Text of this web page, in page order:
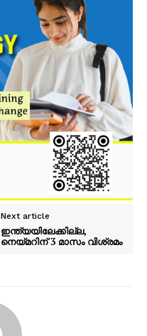
Next article
ഇന്ത്യയിലേക്കില്ല,
നെയ്മറിന് 3 മാസം വിശ്രമം